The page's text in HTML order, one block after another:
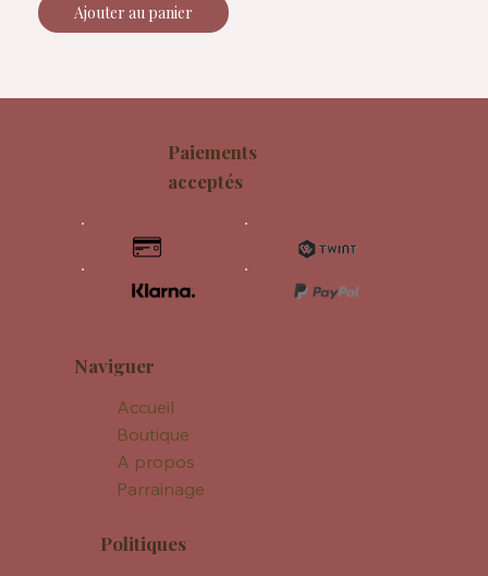
Ajouter au panier
Naviguer
Accueil
Boutique
A propos
Parrainage
Politiques
Paiements
acceptés